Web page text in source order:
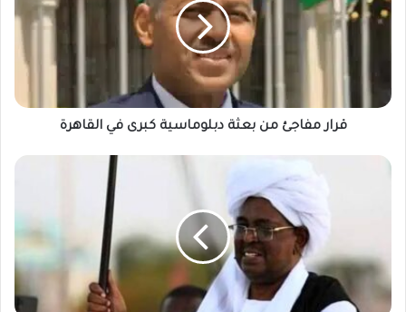
بعثة
دبلوماسية
قرار مفاجئ من بعثة دبلوماسية كبرى في القاهرة
بأمر
لنقل
جثـ..ـمان